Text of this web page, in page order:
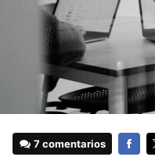
7 comentarios